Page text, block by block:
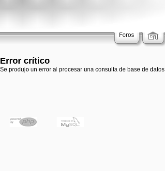
Foros
Error crítico
Se produjo un error al procesar una consulta de base de datos